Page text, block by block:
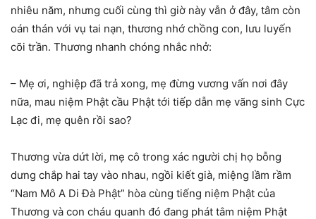
nhiêu năm, nhưng cuối cùng thì giờ này vẫn ở đây, tâm còn
oán thán với vụ tai nạn, thương nhớ chồng con, lưu luyến
cõi trần. Thương nhanh chóng nhắc nhở:
– Mẹ ơi, nghiệp đã trả xong, mẹ đừng vương vấn nơi đây
nữa, mau niệm Phật cầu Phật tới tiếp dẫn mẹ vãng sinh Cực
Lạc đi, mẹ quên rồi sao?
Thương vừa dứt lời, mẹ cô trong xác người chị họ bỗng
dưng chắp hai tay vào nhau, ngồi kiết già, miệng lầm rầm
“Nam Mô A Di Đà Phật” hòa cùng tiếng niệm Phật của
Thương và con cháu quanh đó đang phát tâm niệm Phật